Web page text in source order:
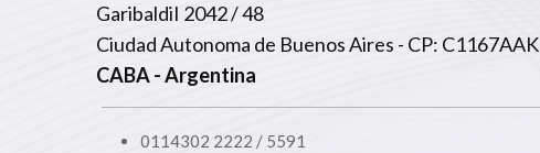
GaribaldiI 2042 / 48
Ciudad Autonoma de Buenos Aires - CP: C1167AAK
CABA- Argentina
0114302 2222 / 5591